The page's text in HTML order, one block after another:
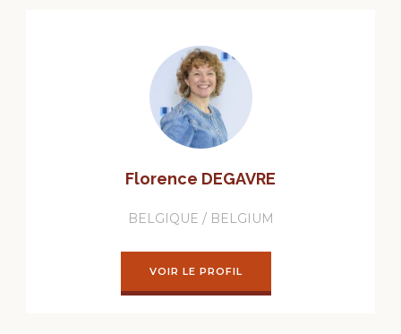
Florence DEGAVRE
BELGIQUE / BELGIUM
VOIR LE PROFIL